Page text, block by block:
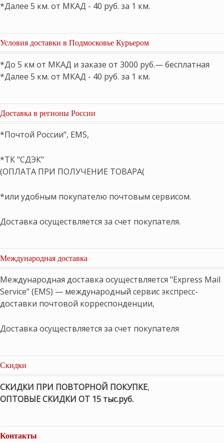
*Далее 5 км. от МКАД - 40 руб. за 1 км.
Условия доставки в Подмосковье Курьером
*До 5 км от МКАД и заказе от 3000 руб.— бесплатная
*Далее 5 км. от МКАД - 40 руб. за 1 км.
Доставка в регионы России
*Почтой России", EMS,
*ТК "СДЭК"
(ОПЛАТА ПРИ ПОЛУЧЕНИЕ ТОВАРА(
*или удобным покупателю почтовым сервисом.
Доставка осуществляется за счет покупателя.
Международная доставка
Международная доставка осуществляется "Express Mail
Service" (EMS) — международный сервис экспресс-
доставки почтовой корреспонденции,
Доставка осуществляется за счет покупателя
Скидки
СКИДКИ ПРИ ПОВТОРНОЙ ПОКУПКЕ,
ОПТОВЫЕ СКИДКИ ОТ 15 тыс.руб.
Контакты